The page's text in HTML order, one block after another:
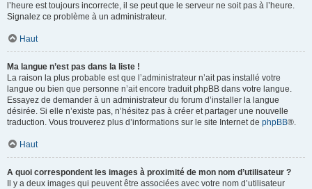
l’heure est toujours incorrecte, il se peut que le serveur ne soit pas à l’heure.
Signalez ce problème à un administrateur.
Haut
Ma langue n’est pas dans la liste !
La raison la plus probable est que l’administrateur n’ait pas installé votre
langue ou bien que personne n’ait encore traduit phpBB dans votre langue.
Essayez de demander à un administrateur du forum d’installer la langue
désirée. Si elle n’existe pas, n’hésitez pas à créer et partager une nouvelle
traduction. Vous trouverez plus d’informations sur le site Internet de phpBB®.
Haut
A quoi correspondent les images à proximité de mon nom d’utilisateur ?
Il y a deux images qui peuvent être associées avec votre nom d’utilisateur